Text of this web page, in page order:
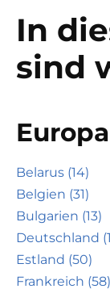
In
sind
Europa
Belarus (14)
Belgien (31)
Bulgarien (13)
Deutschland
Estland (50)
Frankreich (58)